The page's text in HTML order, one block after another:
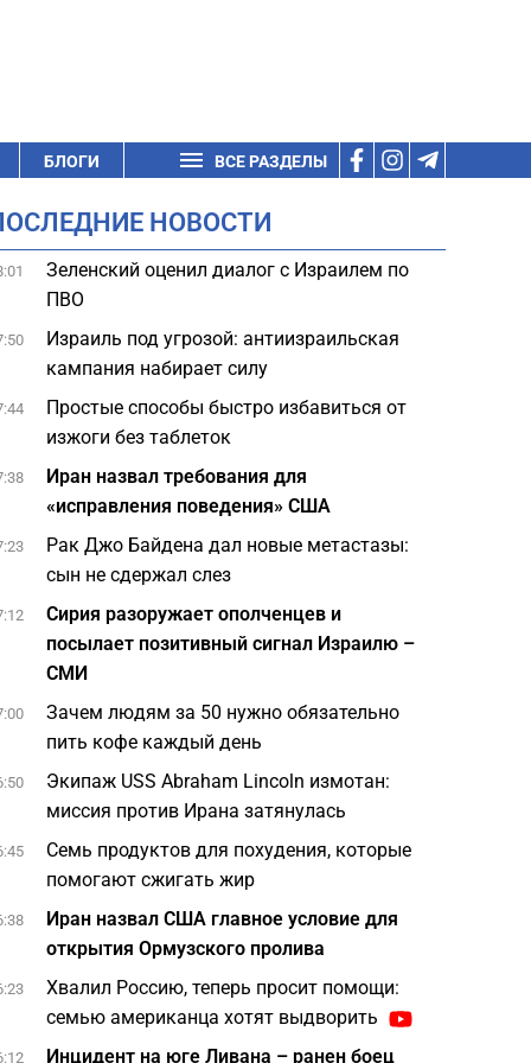
БЛОГИ ВСЕ РАЗДЕЛЫ
НОВОСТИ
Зеленский оценил диалог с Израилем по
ПВО
Израиль под угрозой: антиизраильская
кампания набирает силу
Простые способы быстро избавиться от
изжоги без таблеток
Иран назвал требования для
«исправления поведения» США
Рак Джо Байдена дал новые метастазы:
сын не сдержал слез
Сирия разоружает ополченцев и
посылает позитивный сигнал Израилю –
СМИ
Зачем людям за 50 нужно обязательно
пить кофе каждый день
Экипаж USS Abraham Lincoln измотан:
миссия против Ирана затянулась
Семь продуктов для похудения, которые
помогают сжигать жир
Иран назвал США главное условие для
открытия Ормузского пролива
Хвалил Россию, теперь просит помощи:
семью американца хотят выдворить
Инцидент на юге Ливана – ранен боец